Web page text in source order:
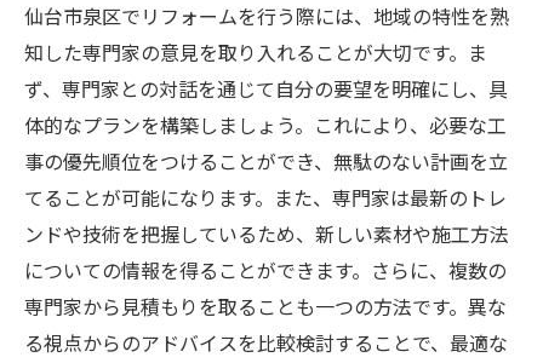
仙台市泉区でリフォームを行う際には、地域の特性を熟
知した専門家の意見を取り入れることが大切です。ま
ず、専門家との対話を通じて自分の要望を明確にし、具
体的なプランを構築しましょう。これにより、必要な工
事の優先順位をつけることができ、無駄のない計画を立
てることが可能になります。また、専門家は最新のトレ
ンドや技術を把握しているため、新しい素材や施工方法
についての情報を得ることができます。さらに、複数の
専門家から見積もりを取ることも一つの方法です。異な
る視点からのアドバイスを比較検討することで、最適な